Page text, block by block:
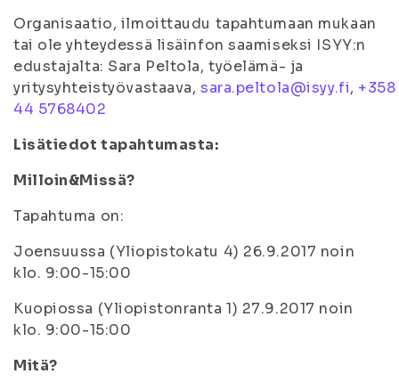
Organisaatio, ilmoittaudu tapahtumaan mukaan
tai ole yhteydessä lisäinfon saamiseksi ISYY:n
edustajalta: Sara Peltola, työelämä- ja
yritysyhteistyövastaava, sara.peltola@isyy.fi, +358
44 5768402
Lisätiedot tapahtumasta:
Milloin&Missä?
Tapahtuma on:
Joensuussa (Yliopistokatu 4) 26.9.2017 noin
klo. 9:00-15:00
Kuopiossa (Yliopistonranta 1) 27.9.2017 noin
klo. 9:00-15:00
Mitä?